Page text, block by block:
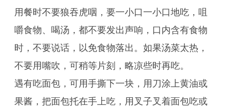
用餐时不要狼吞虎咽，要一小口一小口地吃，咀
嚼食物、喝汤，都不要发出声响，口内含有食物
时，不要说话，以免食物落出。如果汤菜太热，
不要用嘴吹，可稍等片刻，略凉些时再吃。
遇有吃面包，可用手撕下一块，用刀涂上黄油或
果酱，把面包托在手上吃，用叉子叉着面包吃或